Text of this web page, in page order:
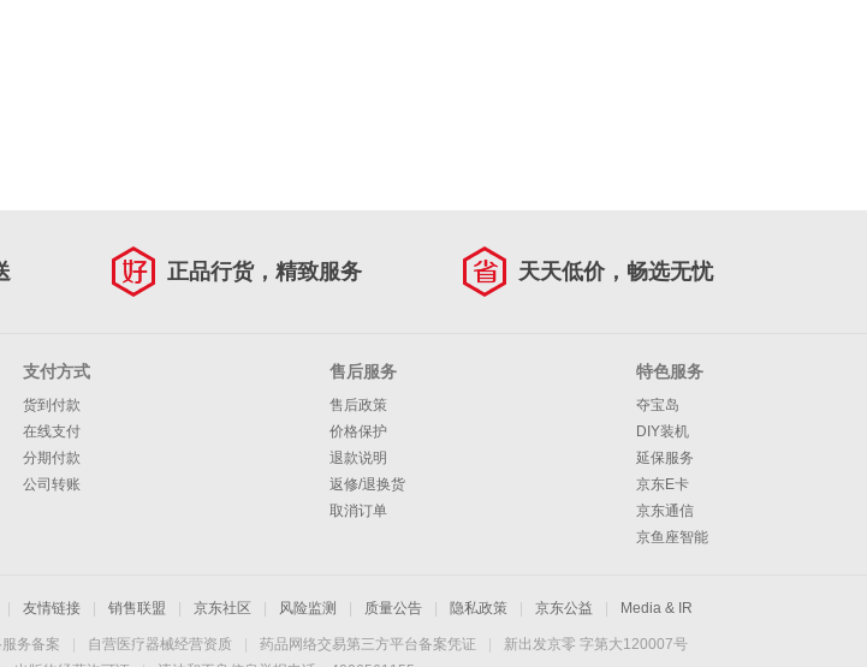
正品行货，精致服务 天天低价，畅选无忧
支付方式
货到付款
在线支付
分期付款
公司转账
售后服务
售后政策
价格保护
退款说明
返修/退换货
取消订单
特色服务
夺宝岛
DIY装机
延保服务
京东E卡
京东通信
京鱼座智能
友情链接 销售联盟 京东社区 风险监测 质量公告 隐私政策 京东公益 Media & IR
务备案 自营医疗器械经营资质 药品网络交易第三方平台备案凭证
新出发京零 字第大120007号